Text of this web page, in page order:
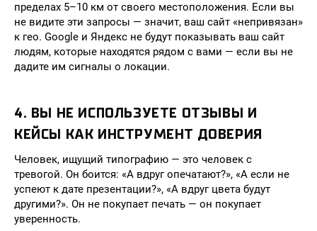
пределах 5–10 км от своего местоположения. Если вы
не видите эти запросы — значит, ваш сайт «непривязан»
к гео. Google и Яндекс не будут показывать ваш сайт
людям, которые находятся рядом с вами — если вы не
дадите им сигналы о локации.
4. ВЫ НЕ ИСПОЛЬЗУЕТЕ ОТЗЫВЫ И
КЕЙСЫ КАК ИНСТРУМЕНТ ДОВЕРИЯ
Человек, ищущий типографию — это человек с
тревогой. Он боится: «А вдруг опечатают?», «А если не
успеют к дате презентации?», «А вдруг цвета будут
другими?». Он не покупает печать — он покупает
уверенность.